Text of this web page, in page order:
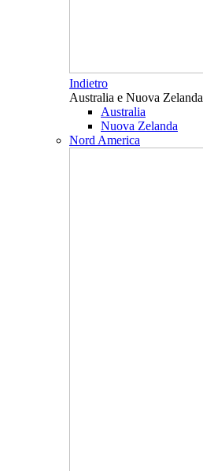
Indietro
Australia e Nuova Zelanda
Australia
Nuova Zelanda
Nord America